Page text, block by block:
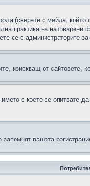
(сверете с мейла,
практика на натоварени
се с администраторите
изискващ от сайтовете,
с което се опитвате
запомнят вашата